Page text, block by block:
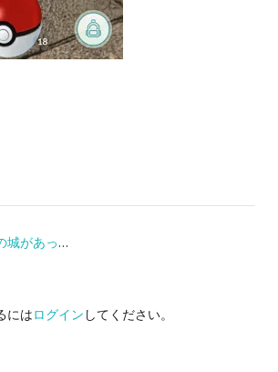
よ！リスボン
にはログイン してください。